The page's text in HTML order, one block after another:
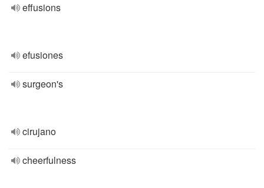
effusions
efusiones
surgeon's
cirujano
cheerfulness